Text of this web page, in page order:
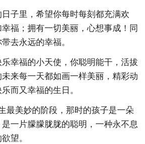
子里，希望你每时每刻都充满欢
福；拥有一切美丽，心想事成！同
去永远的幸福。
幸福的小天使，你聪明能干，活拔
来每一天都如画一样美丽，精彩动
而又幸福的生日。
最美妙的阶段，那时的孩子是一朵
一片朦朦胧胧的聪明，一种永不息
望。